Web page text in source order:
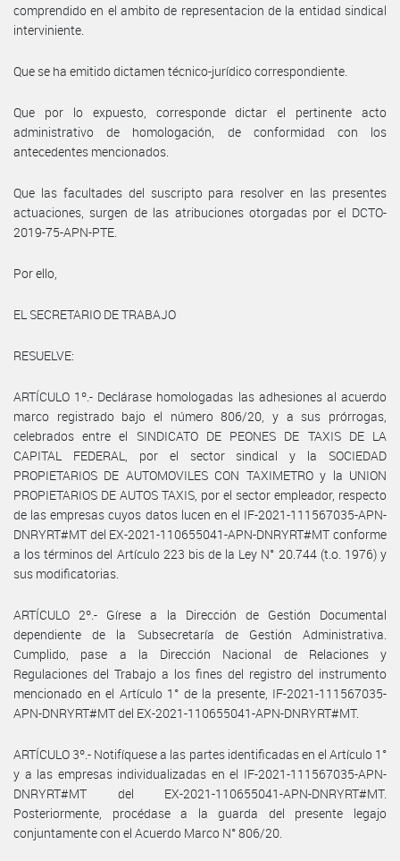
comprendido en el ambito de representacion de la entidad sindical
interviniente.
Que se ha emitido dictamen técnico-jurídico correspondiente.
Que por lo expuesto, corresponde dictar el pertinente acto
administrativo de homologación, de conformidad con los
antecedentes mencionados.
Que las facultades del suscripto para resolver en las presentes
actuaciones, surgen de las atribuciones otorgadas por el DCTO-
2019-75-APN-PTE.
Por ello,
EL SECRETARIO DE TRABAJO
RESUELVE:
ARTÍCULO 1º.- Declárase homologadas las adhesiones al acuerdo
marco registrado bajo el número 806/20, y a sus prórrogas,
celebrados entre el SINDICATO DE PEONES DE TAXIS DE LA
CAPITAL FEDERAL, por el sector sindical y la SOCIEDAD
PROPIETARIOS DE AUTOMOVILES CON TAXIMETRO y la UNION
PROPIETARIOS DE AUTOS TAXIS, por el sector empleador, respecto
de las empresas cuyos datos lucen en el IF-2021-111567035-APN-
DNRYRT#MT del EX-2021-110655041-APN-DNRYRT#MT conforme
a los términos del Artículo 223 bis de la Ley N° 20.744 (t.o. 1976) y
sus modificatorias.
ARTÍCULO 2º.- Gírese a la Dirección de Gestión Documental
dependiente de la Subsecretaría de Gestión Administrativa.
Cumplido, pase a la Dirección Nacional de Relaciones y
Regulaciones del Trabajo a los fines del registro del instrumento
mencionado en el Artículo 1° de la presente, IF-2021-111567035-
APN-DNRYRT#MT del EX-2021-110655041-APN-DNRYRT#MT.
ARTÍCULO 3º.- Notifíquese a las partes identificadas en el Artículo 1°
y a las empresas individualizadas en el IF-2021-111567035-APN-
DNRYRT#MT del EX-2021-110655041-APN-DNRYRT#MT.
Posteriormente, procédase a la guarda del presente legajo
conjuntamente con el Acuerdo Marco N° 806/20.